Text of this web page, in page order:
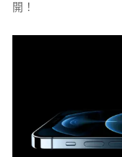
開！